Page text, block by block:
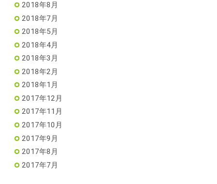
2018年8月
2018年7月
2018年5月
2018年4月
2018年3月
2018年2月
2018年1月
2017年12月
2017年11月
2017年10月
2017年9月
2017年8月
2017年7月